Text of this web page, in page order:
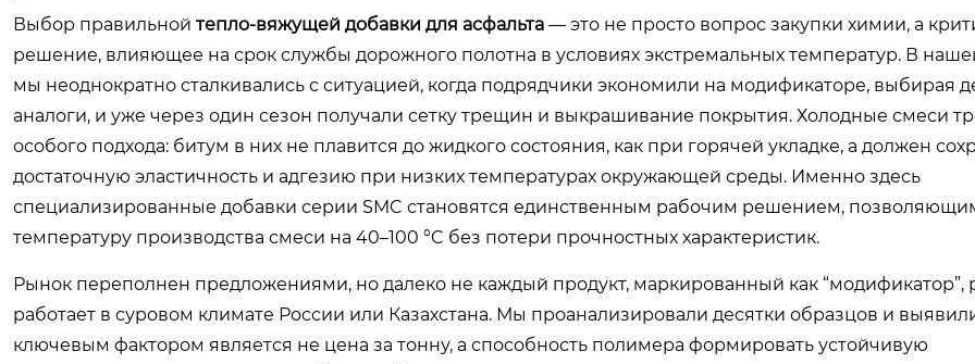
Выбор правильной тепло-вяжущей добавки для асфальта — это не просто вопрос закупки химии, а
решение, влияющее на срок службы дорожного полотна в условиях экстремальных температур. В
мы неоднократно сталкивались с ситуацией, когда подрядчики экономили на модификаторе, выбирая
аналоги, и уже через один сезон получали сетку трещин и выкрашивание покрытия. Холодные смеси
особого подхода: битум в них не плавится до жидкого состояния, как при горячей укладке, а должен
достаточную эластичность и адгезию при низких температурах окружающей среды. Именно здесь
специализированные добавки серии SMC становятся единственным рабочим решением,
температуру производства смеси на 40–100 °C без потери прочностных характеристик.
Рынок переполнен предложениями, но далеко не каждый продукт, маркированный как “модификатор”,
работает в суровом климате России или Казахстана. Мы проанализировали десятки образцов и
ключевым фактором является не цена за тонну, а способность полимера формировать устойчивую